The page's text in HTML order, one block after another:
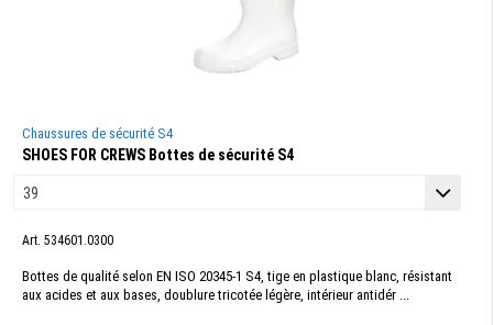
Chaussures de sécurité S4
SHOES FOR CREWS Bottes de sécurité S4
Art. 534601.0300
Bottes de qualité selon EN ISO 20345-1 S4, tige en plastique blanc, résistant
aux acides et aux bases, doublure tricotée légère, intérieur antidér ...